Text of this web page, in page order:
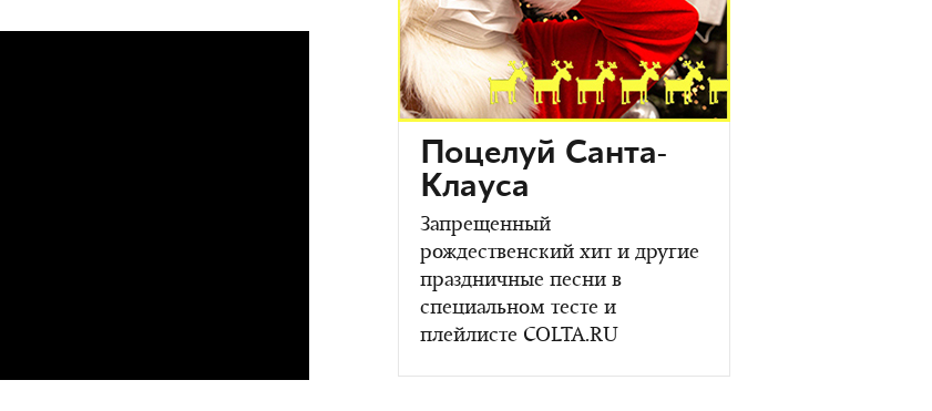
Поцелуй Санта-
Клауса
Запрещенный
рождественский хит и другие
праздничные песни в
специальном тесте и
плейлисте COLTA.RU